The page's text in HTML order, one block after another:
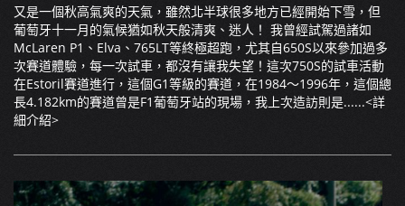
又是一個秋高氣爽的天氣，雖然北半球很多地方已經開始下雪，但
葡萄牙十一月的氣候猶如秋天般清爽、迷人！ 我曾經試駕過諸如
McLaren P1、Elva、765LT等終極超跑，尤其自650S以來參加過多
次賽道體驗，每一次試車，都沒有讓我失望！這次750S的試車活動
在Estoril賽道進行，這個G1等級的賽道，在1984～1996年，這個總
長4.182km的賽道曾是F1葡萄牙站的現場，我上次造訪則是......<詳
細介紹>